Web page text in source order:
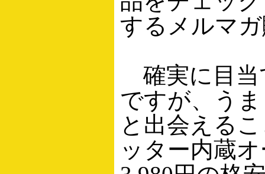
するメルマ
確実に目当
ですが、う
と出会える
ッター内蔵